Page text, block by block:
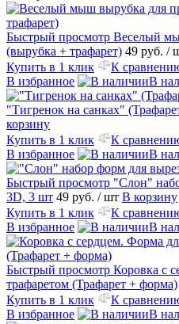
Быстрый просмотр Веселый
(вырубка + трафарет) 49 руб. /
Купить в 1 клик
К
В избранное
В
"Тигренок на санках"
корзину
Купить в 1 клик
К
В избранное
В
Быстрый просмотр "Слон"
3D, 3 шт 49 руб. / шт В корзину
Купить в 1 клик
К
В избранное
В
Быстрый просмотр Коровка с
трафаретом (Трафарет + форма)
Купить в 1 клик
К
В избранное
В